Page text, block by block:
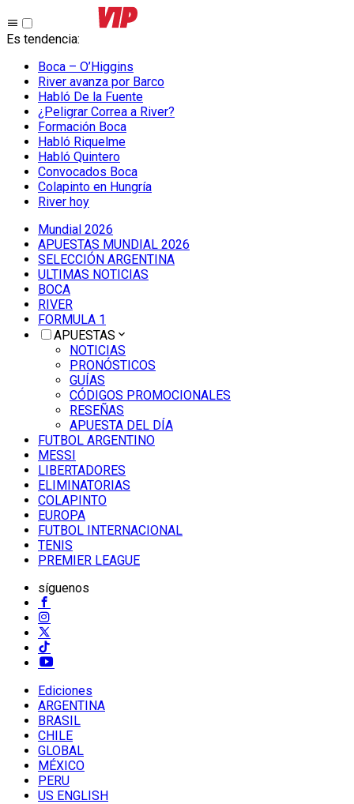
Es tendencia:
Boca – O’Higgins
River avanza por Barco
Habló De la Fuente
¿Peligrar Correa a River?
Formación Boca
Habló Riquelme
Habló Quintero
Convocados Boca
Colapinto en Hungría
River hoy
Mundial 2026
APUESTAS MUNDIAL 2026
SELECCIÓN ARGENTINA
ULTIMAS NOTICIAS
BOCA
RIVER
FORMULA 1
APUESTAS
NOTICIAS
PRONÓSTICOS
GUÍAS
CÓDIGOS PROMOCIONALES
RESEÑAS
APUESTA DEL DÍA
FUTBOL ARGENTINO
MESSI
LIBERTADORES
ELIMINATORIAS
COLAPINTO
EUROPA
FUTBOL INTERNACIONAL
TENIS
PREMIER LEAGUE
síguenos
Ediciones
ARGENTINA
BRASIL
CHILE
GLOBAL
MÉXICO
PERU
US ENGLISH